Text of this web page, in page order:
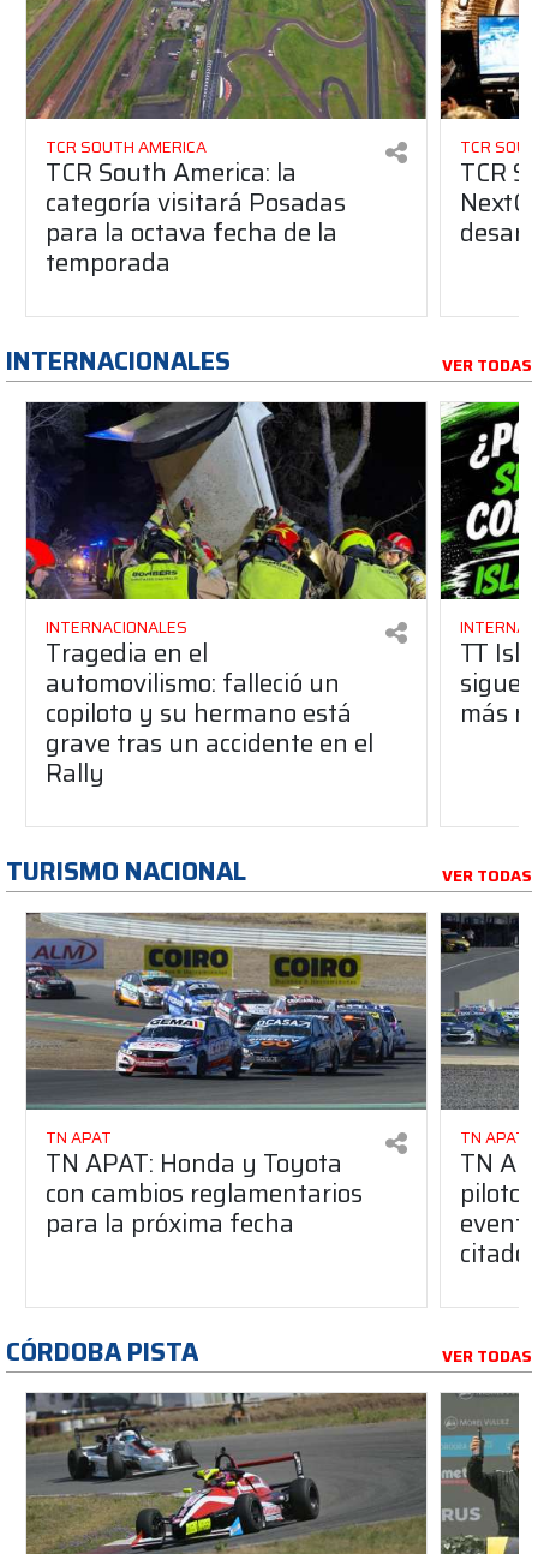
TCR SOUTH AMERICA
TCR South America: la
categoría visitará Posadas
para la octava fecha de la
temporada
TCR
TCR
INTERNACIONALES VER TODAS
INTERNACIONALES
Tragedia en el
automovilismo: falleció un
copiloto y su hermano está
grave tras un accidente en el
Rally
TT
sigue
más
TURISMO NACIONAL VER TODAS
TN APAT
TN APAT: Honda y Toyota
con cambios reglamentarios
para la próxima fecha
TN APAT
TN
piloto
citado
CÓRDOBA PISTA VER TODAS